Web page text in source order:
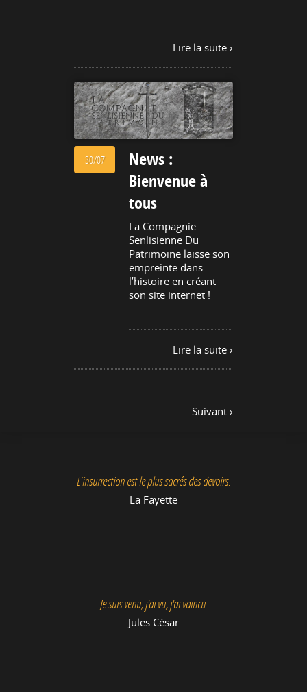
Lire la suite ›
30/07
News :
Bienvenue à
tous
La Compagnie
Senlisienne Du
Patrimoine laisse son
empreinte dans
l’histoire en créant
son site internet !
Lire la suite ›
Suivant ›
L'insurrection est le plus sacrés des devoirs.
La Fayette
Je suis venu, j'ai vu, j'ai vaincu.
Jules César